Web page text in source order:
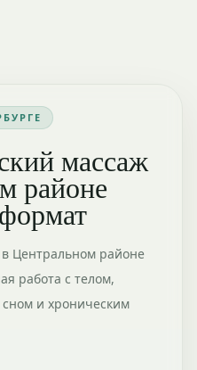
массаж
районе
Центральном районе
работа с телом,
и хроническим